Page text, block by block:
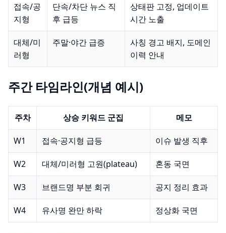
접속/공
지형
단속/차단 뉴스 직
후 급등
상태판 고정, 업데이트
시간 노출
대체/미
러형
주말·야간 급증
사칭 경고 배지, 도메인
이력 안내
주간 타임라인(개념 예시)
주차 상승 키워드 군집 메모
W1 접속·공지형 급등 이슈 발생 직후
W2 대체/미러형 고원(plateau) 혼동 국면
W3 브랜드명 부분 회귀 공지 정리 효과
W4 유사명 완만 하락 정상화 국면